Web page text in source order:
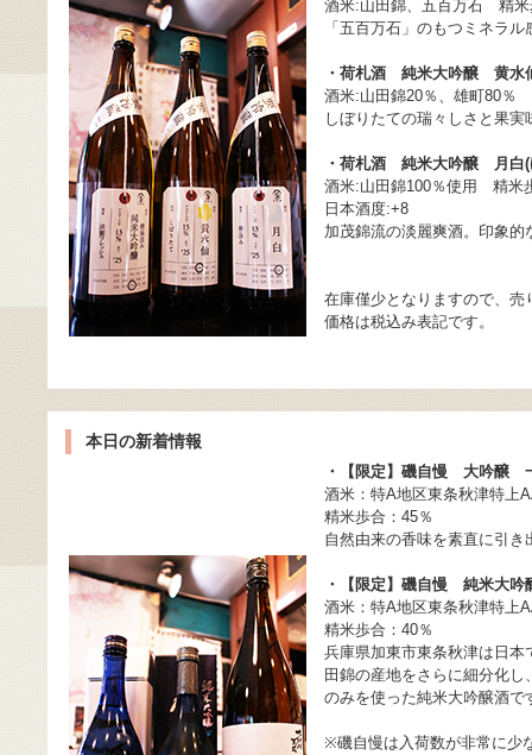
酒米:山田錦、五百万石 精米
「五百万石」のもつミネラ
・荷札酒 純米大吟醸 黄水
酒米:山田錦20％、雄町80％
しぼりたての瑞々しさと果
・荷札酒 純米大吟醸 月白(
酒米:山田錦100％使用 精米
日本酒度:+8
加茂錦流の淡麗爽酒。印象
在庫僅少となりますので、
価格は税込み表記です。
本日の新着情報
・【限定】磯自慢 大吟醸
酒米：特A地区東条秋津特
精米歩合：45％
自然由来の香味を素直に引
・【限定】磯自慢 純米大
酒米：特A地区東条秋津特
精米歩合：40％
兵庫県加東市東条秋津は日
田錦の産地をさらに細分化
のみを使った純米大吟醸酒
※磯自慢は入荷数が非常に少